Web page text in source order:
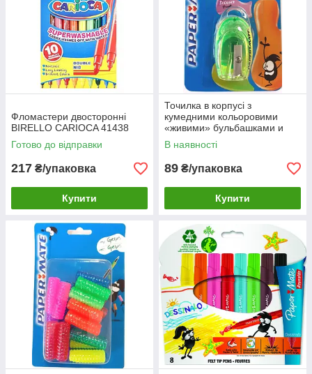
Фломастери двосторонні
BIRELLO CARIOCA 41438
Готово до відправки
217 ₴/упаковка
Купити
Точилка в корпусі з
кумедними кольоровими
«живими» бульбашками и
PAPER MATE Практичні і
веселі канцелярське
В наявності
89 ₴/упаковка
Купити